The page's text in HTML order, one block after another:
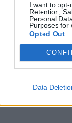
I want to opt-
Retention,
Personal
Purposes for
Opted Out
Data
©hairfinder.com